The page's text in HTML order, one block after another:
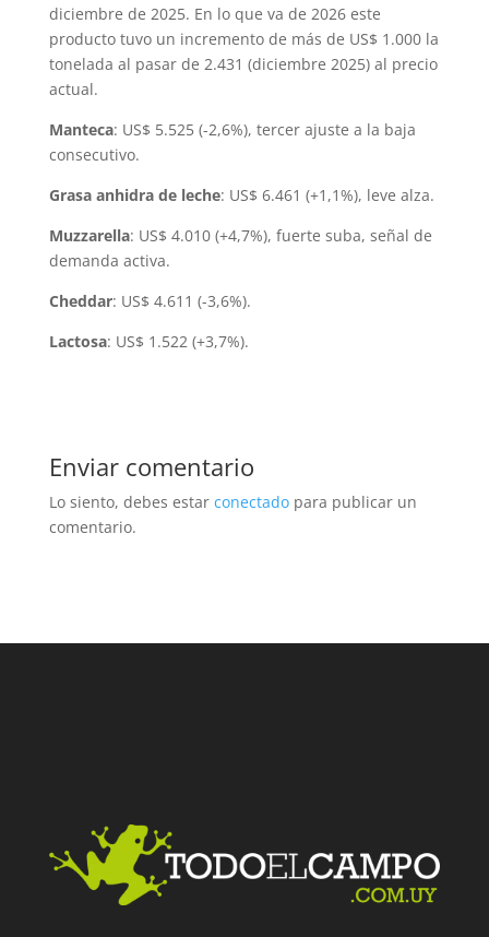
diciembre de 2025. En lo que va de 2026 este
producto tuvo un incremento de más de US$ 1.000 la
tonelada al pasar de 2.431 (diciembre 2025) al precio
actual.
Manteca: US$ 5.525 (-2,6%), tercer ajuste a la baja
consecutivo.
Grasa anhidra de leche: US$ 6.461 (+1,1%), leve alza.
Muzzarella: US$ 4.010 (+4,7%), fuerte suba, señal de
demanda activa.
Cheddar: US$ 4.611 (-3,6%).
Lactosa: US$ 1.522 (+3,7%).
Enviar comentario
Lo siento, debes estar conectadopara publicar un
comentario.
Facebook